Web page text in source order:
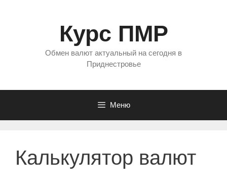
Курс ПМР
Обмен валют актуальный на сегодня в
Приднестровье
Меню
Калькулятор валют